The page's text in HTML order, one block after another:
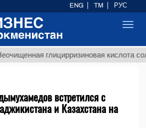
глицирризиновая кислота
встретился с
и Казахстана на
ENG TM РУС